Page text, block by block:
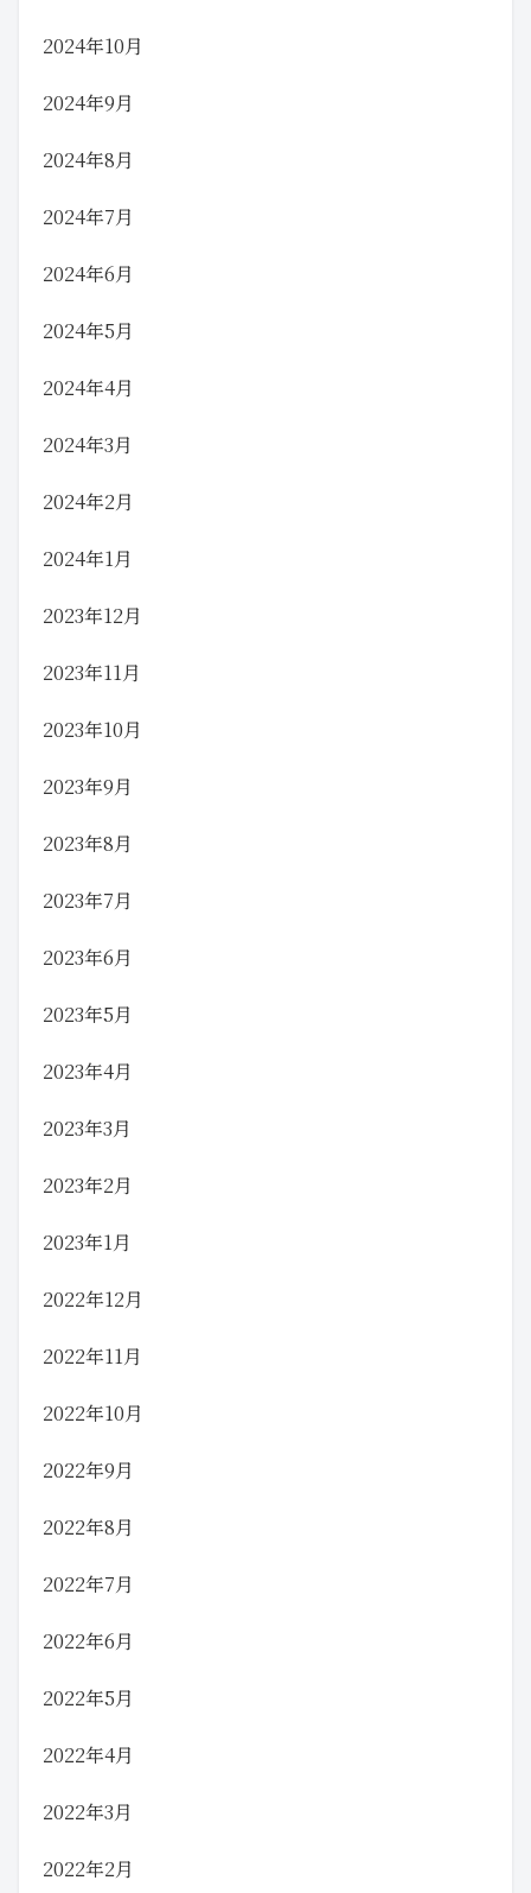
2024年10月
2024年9月
2024年8月
2024年7月
2024年6月
2024年5月
2024年4月
2024年3月
2024年2月
2024年1月
2023年12月
2023年11月
2023年10月
2023年9月
2023年8月
2023年7月
2023年6月
2023年5月
2023年4月
2023年3月
2023年2月
2023年1月
2022年12月
2022年11月
2022年10月
2022年9月
2022年8月
2022年7月
2022年6月
2022年5月
2022年4月
2022年3月
2022年2月